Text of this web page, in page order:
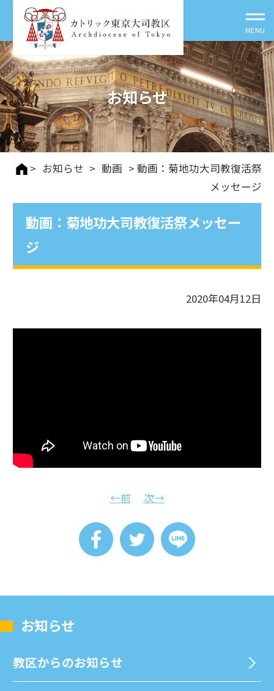
お知らせ
> お知らせ > 動画 > 動画：菊地功大司教復活祭
メッセージ
動画：菊地功大司教復活祭メッセー
ジ
2020年04月12日
←前 次→
お知らせ
教区からのお知らせ